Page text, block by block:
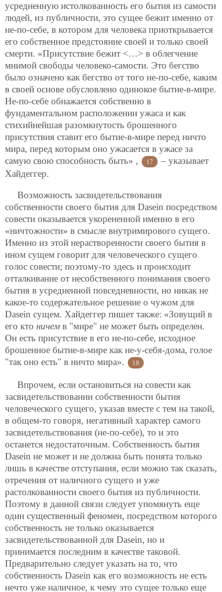
усредненную истолкованность его бытия из самости
людей, из публичности, это сущее бежит именно от
не-по-себе, в котором для человека приоткрывается
его собственное предстояние своей и только своей
смерти. «Присутствие бежит <…> в облегчение
мнимой свободы человеко-самости. Это бегство
было означено как бегство от того не-по-себе, каким
в своей основе обусловлено одинокое бытие-в-мире.
Не-по-себе обнажается собственно в
фундаментальном расположении ужаса и как
стихийнейшая разомкнутость брошенного
присутствия ставит его бытие-в-мире перед ничто
мира, перед которым оно ужасается в ужасе за
самую свою способность быть» ,
17
– указывает
Хайдеггер.
Возможность засвидетельствования
собственности своего бытия для Dasein посредством
совести оказывается укорененной именно в его
«ничтожности» в смысле внутримирового сущего.
Именно из этой нерастворенности своего бытия в
ином сущем говорит для человеческого сущего
голос совести; поэтому-то здесь и происходит
отталкивание от несобственного понимания своего
бытия в усредненной повседневности, но никак не
какое-то содержательное решение о чужом для
Dasein сущем. Хайдеггер пишет также: «Зовущий в
его кто ничем в "мире" не может быть определен.
Он есть присутствие в его не-по-себе, исходное
брошенное бытие-в-мире как не-у-себя-дома, голое
"так оно есть" в ничто мира».
18
Впрочем, если остановиться на совести как
засвидетельствовании собственности бытия
человеческого сущего, указав вместе с тем на такой,
в общем-то говоря, негативный характер самого
засвидетельствования (не-по-себе), то и это
останется недостаточным. Собственность бытия
Dasein не может и не должна быть понята только
лишь в качестве отступания, если можно так сказать,
отречения от наличного сущего и уже
растолкованности своего бытия из публичности.
Поэтому в данной связи следует упомянуть еще
один существенный феномен, посредством которого
собственность не только оказывается
засвидетельствованной для Dasein, но и
принимается последним в качестве таковой.
Предварительно следует указать на то, что
собственность Dasein как его возможность не есть
нечто уже наличное, к чему это сущее только еще